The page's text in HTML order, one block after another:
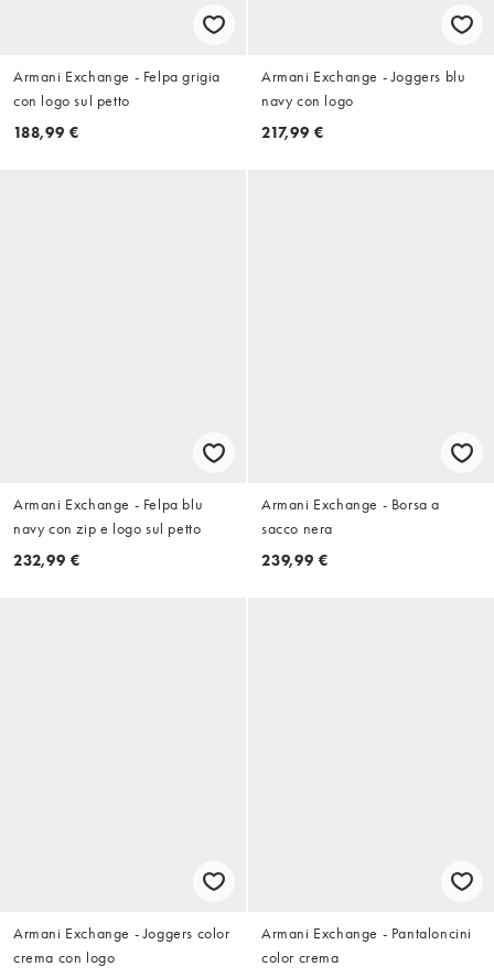
Armani Exchange - Felpa grigia
con logo sul petto
188,99 €
Armani Exchange - Joggers blu
navy con logo
217,99 €
Armani Exchange - Felpa blu
navy con zip e logo sul petto
232,99 €
Armani Exchange - Borsa a
sacco nera
239,99 €
Armani Exchange - Joggers color
crema con logo
Armani Exchange - Pantaloncini
color crema